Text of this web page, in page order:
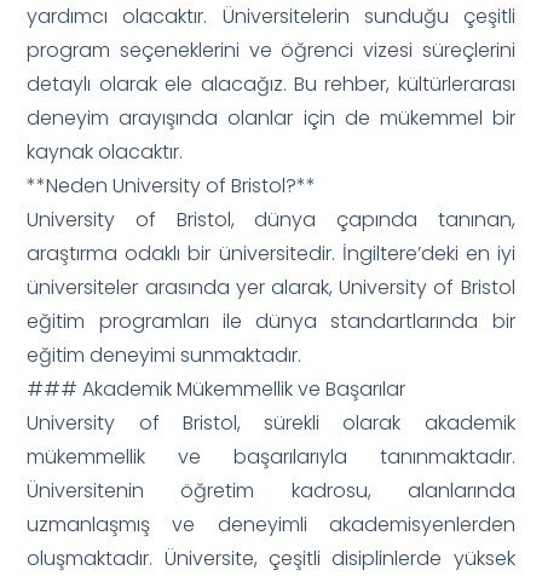
yardımcı olacaktır. Üniversitelerin sunduğu çeşitli
program seçeneklerini ve öğrenci vizesi süreçlerini
detaylı olarak ele alacağız. Bu rehber, kültürlerarası
deneyim arayışında olanlar için de mükemmel bir
kaynak olacaktır.
**Neden University of Bristol?**
University of Bristol, dünya çapında tanınan,
araştırma odaklı bir üniversitedir. İngiltere’deki en iyi
üniversiteler arasında yer alarak, University of Bristol
eğitim programları ile dünya standartlarında bir
eğitim deneyimi sunmaktadır.
### Akademik Mükemmellik ve Başarılar
University of Bristol, sürekli olarak akademik
mükemmellik ve başarılarıyla tanınmaktadır.
Üniversitenin öğretim kadrosu, alanlarında
uzmanlaşmış ve deneyimli akademisyenlerden
oluşmaktadır. Üniversite, çeşitli disiplinlerde yüksek